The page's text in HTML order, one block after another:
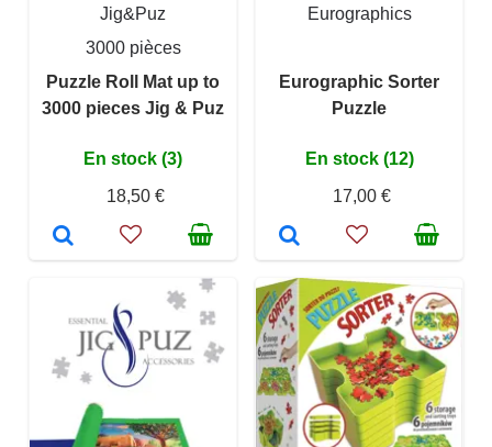
Jig&Puz
3000 pièces
Puzzle Roll Mat up to
3000 pieces Jig & Puz
En stock (3)
18,50 €
Eurographics
Eurographic Sorter
Puzzle
En stock (12)
17,00 €